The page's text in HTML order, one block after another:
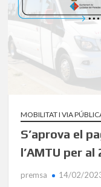
MOBILITAT I VIA
S’aprova el
l’AMTU per al
premsa 14/02/